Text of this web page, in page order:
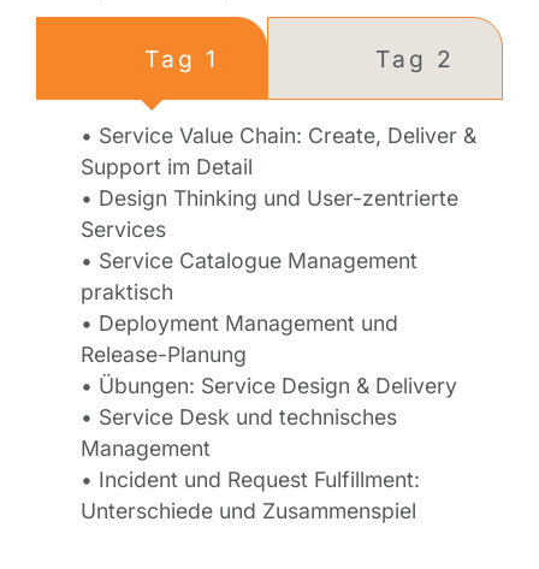
Tag 1 Tag 2
• Service Value Chain: Create, Deliver &
Support im Detail
• Design Thinking und User-zentrierte
Services
• Service Catalogue Management
praktisch
• Deployment Management und
Release-Planung
• Übungen: Service Design & Delivery
• Service Desk und technisches
Management
• Incident und Request Fulfillment:
Unterschiede und Zusammenspiel